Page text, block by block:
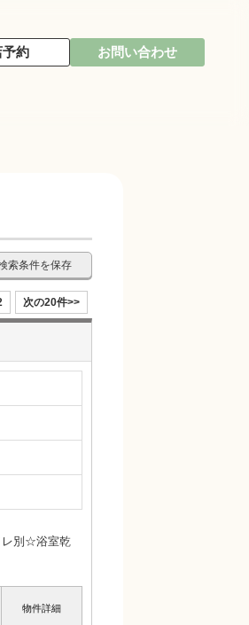
約 お問い合わせ
索条件を保存
次の20件>>
レ別☆浴室乾
物件詳細